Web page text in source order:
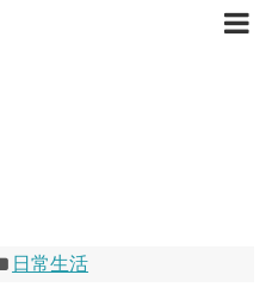
日常生活